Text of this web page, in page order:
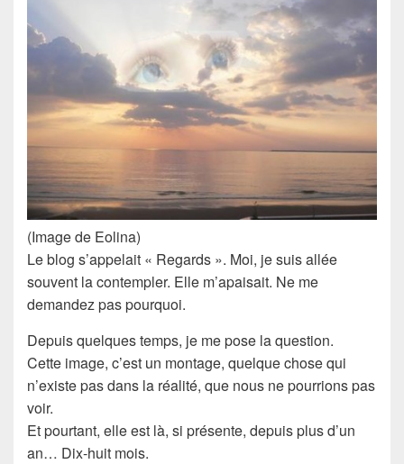
(Image de Eolina)
Le blog s’appelait « Regards ». Moi, je suis allée
souvent la contempler. Elle m’apaisait. Ne me
demandez pas pourquoi.
Depuis quelques temps, je me pose la question.
Cette image, c’est un montage, quelque chose qui
n’existe pas dans la réalité, que nous ne pourrions pas
voir.
Et pourtant, elle est là, si présente, depuis plus d’un
an… Dix-huit mois.